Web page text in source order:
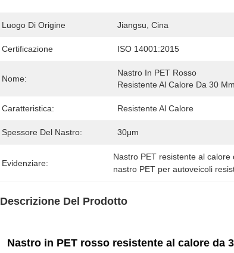
Luogo Di Origine Jiangsu, Cina
Certificazione ISO 14001:2015
Nome:
Nastro In PET Rosso
Resistente Al Calore Da 30 Μm
Caratteristica: Resistente Al Calore
Spessore Del Nastro: 30μm
Evidenziare:
Nastro PET resistente al calore
nastro PET per autoveicoli
Descrizione Del Prodotto
Nastro in PET rosso resistente al calore da